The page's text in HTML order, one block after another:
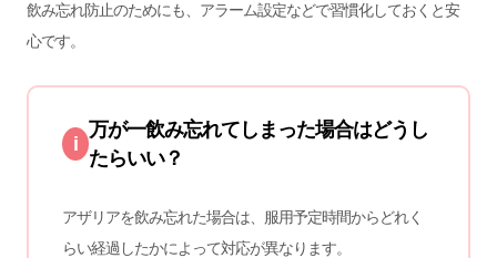
飲み忘れ防止のためにも、アラーム設定などで習慣化しておくと安
心です。
i
万が一飲み忘れてしまった場合はどうし
たらいい？
アザリアを飲み忘れた場合は、服用予定時間からどれく
らい経過したかによって対応が異なります。